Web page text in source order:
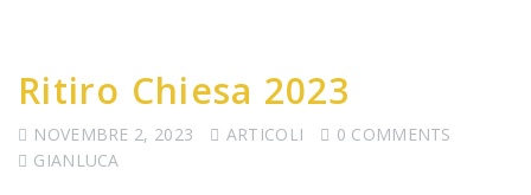
Ritiro Chiesa 2023
NOVEMBRE 2, 2023 ARTICOLI
0 COMMENTS
GIANLUCA